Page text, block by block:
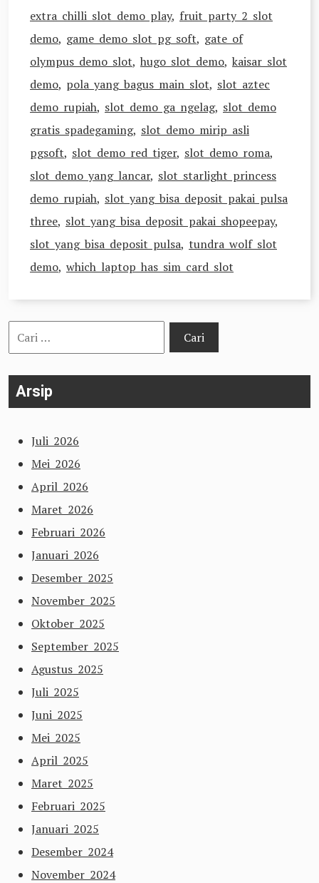
extra chilli slot demo play, fruit party 2 slot
demo, game demo slot pg soft, gate of
olympus demo slot, hugo slot demo, kaisar slot
demo, pola yang bagus main slot, slot aztec
demo rupiah, slot demo ga ngelag, slot demo
gratis spadegaming, slot demo mirip asli
pgsoft, slot demo red tiger, slot demo roma,
slot demo yang lancar, slot starlight princess
demo rupiah, slot yang bisa deposit pakai pulsa
three, slot yang bisa deposit pakai shopeepay,
slot yang bisa deposit pulsa, tundra wolf slot
demo, which laptop has sim card slot
Cari
untuk:
Arsip
Juli 2026
Mei 2026
April 2026
Maret 2026
Februari 2026
Januari 2026
Desember 2025
November 2025
Oktober 2025
September 2025
Agustus 2025
Juli 2025
Juni 2025
Mei 2025
April 2025
Maret 2025
Februari 2025
Januari 2025
Desember 2024
November 2024